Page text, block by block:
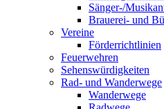
Sänger-/
Brauerei- und
Vereine
Förderrichtlinien
Feuerwehren
Sehenswürdigkeiten
Rad- und Wanderwege
Wanderwege